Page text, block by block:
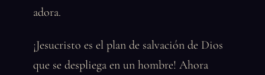
adora.
¡Jesucristo es el plan de salvación de Dios
que se despliega en un hombre! Ahora